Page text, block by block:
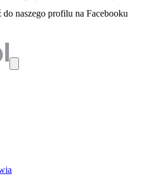
się w nowej karcie
do naszego profilu na Facebooku